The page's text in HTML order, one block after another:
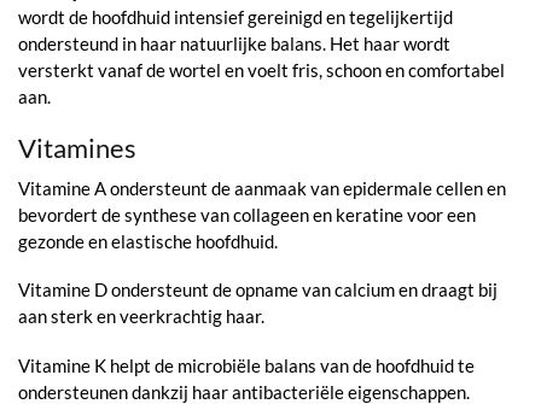
wordt de hoofdhuid intensief gereinigd en tegelijkertijd
ondersteund in haar natuurlijke balans. Het haar wordt
versterkt vanaf de wortel en voelt fris, schoon en comfortabel
aan.
Vitamines
Vitamine A ondersteunt de aanmaak van epidermale cellen en
bevordert de synthese van collageen en keratine voor een
gezonde en elastische hoofdhuid.
Vitamine D ondersteunt de opname van calcium en draagt bij
aan sterk en veerkrachtig haar.
Vitamine K helpt de microbiële balans van de hoofdhuid te
ondersteunen dankzij haar antibacteriële eigenschappen.